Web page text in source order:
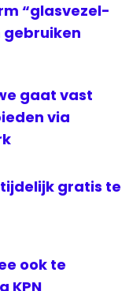
“glasvezel-
gebruiken
gaat vast
via
tijdelijk gratis te
ook te
KPN